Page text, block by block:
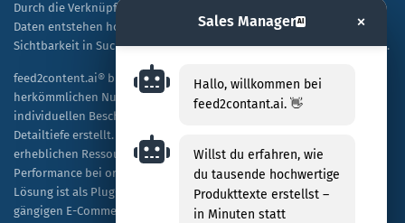
Durch die Verknüpfung von KI-Technologie mit spezifischen Shop-
Daten entstehen hochwertige, SEO-optimierte Texte, die sowohl die
Sichtbarkeit in Suchmaschinen als auch die Kaufbereitschaft steigern.
feed2content.ai® bietet eine skalierbare Alternative zur
herkömmlichen Nutzung von ChatGPT, indem es Tausende von
individuellen Beschreibungen kosteneffizient und in hoher
Detailtiefe erstellt. Unternehmen profitieren dabei von einer
erheblichen Ressourceneinsparung sowie einer verbesserten
Performance bei organischen Rankings und bezahlten Anzeigen. Die
Lösung ist als Plug-and-Play-Modell konzipiert und mit allen
gängigen E-Commerce-Plattformen kompatibel.
Sales Manager AI ×
Hallo, willkommen bei
feed2contant.ai. 👋
Willst du erfahren, wie
du tausende hochwertige
Produkttexte erstellst –
in Minuten statt